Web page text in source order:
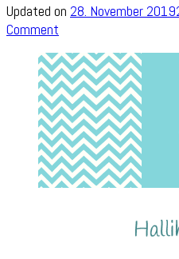
Updated on 28. November 2019
Comment
des
Blog-
Candys